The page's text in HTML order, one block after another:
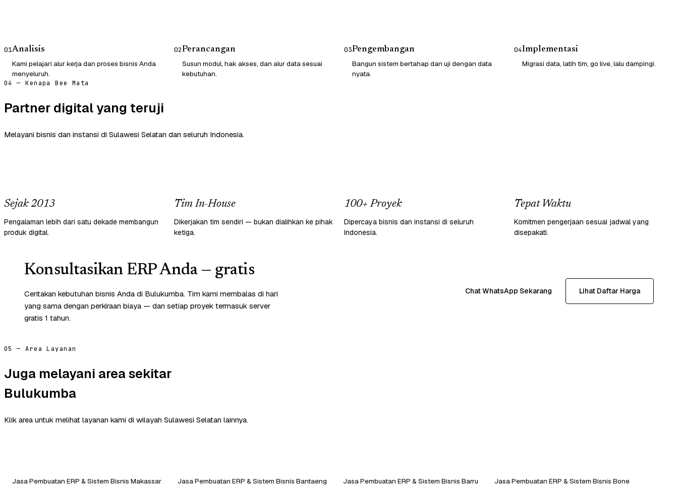
01Analisis
Kami pelajari alur kerja dan proses bisnis Anda
menyeluruh.
02Perancangan
Susun modul, hak akses, dan alur data sesuai
kebutuhan.
03Pengembangan
Bangun sistem bertahap dan uji dengan data
nyata.
04Implementasi
Migrasi data, latih tim, go live, lalu dampingi.
04 — Kenapa Bee Mata
Partner digital yang teruji
Melayani bisnis dan instansi di Sulawesi Selatan dan seluruh Indonesia.
Sejak 2013
Pengalaman lebih dari satu dekade membangun
produk digital.
Tim In-House
Dikerjakan tim sendiri — bukan dialihkan ke pihak
ketiga.
100+ Proyek
Dipercaya bisnis dan instansi di seluruh
Indonesia.
Tepat Waktu
Komitmen pengerjaan sesuai jadwal yang
disepakati.
Konsultasikan ERP Anda — gratis
Ceritakan kebutuhan bisnis Anda di Bulukumba. Tim kami membalas di hari
yang sama dengan perkiraan biaya — dan setiap proyek termasuk server
gratis 1 tahun.
Chat WhatsApp Sekarang Lihat Daftar Harga
05 — Area Layanan
Juga melayani area sekitar
Bulukumba
Klik area untuk melihat layanan kami di wilayah Sulawesi Selatan lainnya.
Jasa Pembuatan ERP & Sistem Bisnis Makassar Jasa Pembuatan ERP & Sistem Bisnis Bantaeng Jasa Pembuatan ERP & Sistem Bisnis Barru
Jasa Pembuatan ERP & Sistem Bisnis Bone